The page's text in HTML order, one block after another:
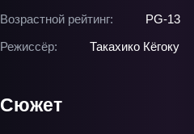
Возрастной рейтинг:
PG-13
Режиссёр:
Такахико Кёгоку
Сюжет